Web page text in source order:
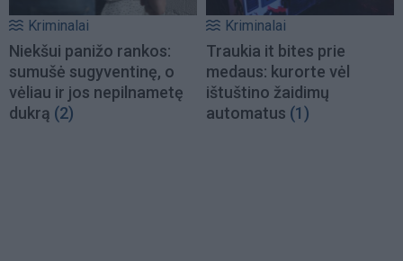
Kriminalai
Niekšui panižo rankos:
sumušė sugyventinę, o
vėliau ir jos nepilnametę
dukrą (2)
Kriminalai
Traukia it bites prie
medaus: kurorte vėl
ištuštino žaidimų
automatus (1)